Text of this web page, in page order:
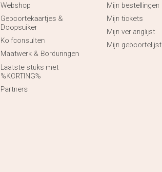
Webshop
Geboortekaartjes &
Doopsuiker
Kolfconsulten
Maatwerk & Borduringen
Laatste stuks met
%KORTING%
Partners
Mijn bestellingen
Mijn tickets
Mijn verlanglijst
Mijn